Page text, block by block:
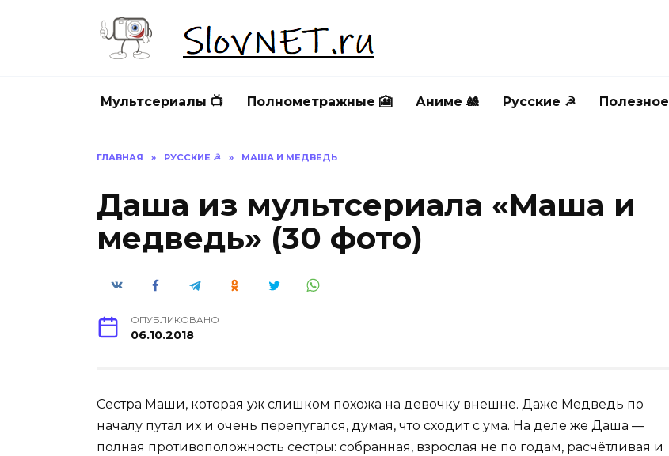
Мультсериалы 📺 Полнометражные 🎦 Аниме 🎎 Русские ☭ Полезное
ГЛАВНАЯ » РУССКИЕ ☭ » МАША И МЕДВЕДЬ
Даша из мультсериала «Маша и
медведь» (30 фото)
ОПУБЛИКОВАНО
06.10.2018
Сестра Маши, которая уж слишком похожа на девочку внешне. Даже Медведь по
началу путал их и очень перепугался, думая, что сходит с ума. На деле же Даша —
полная противоположность сестры: собранная, взрослая не по годам, расчётливая и